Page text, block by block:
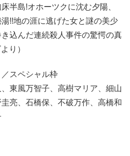
半島!オホーツクに沈む夕陽、
!!地の涯に逃げた女と謎の美少
込んだ連続殺人事件の驚愕の真
り）
スペシャル枠
東風万智子、高樹マリア、細山
亮、石橋保、不破万作、高橋和